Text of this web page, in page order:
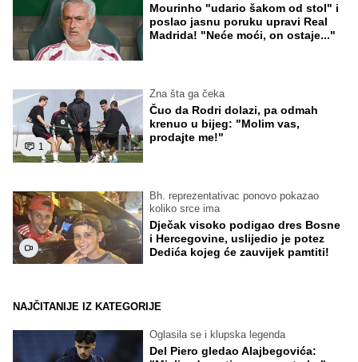
Mourinho "udario šakom od stol" i
poslao jasnu poruku upravi Real
Madrida! "Neće moći, on ostaje..."
1
Zna šta ga čeka
Čuo da Rodri dolazi, pa odmah
krenuo u bijeg: "Molim vas,
prodajte me!"
Bh. reprezentativac ponovo pokazao
koliko srce ima
Dječak visoko podigao dres Bosne
i Hercegovine, uslijedio je potez
Dedića kojeg će zauvijek pamtiti!
NAJČITANIJE IZ KATEGORIJE
Oglasila se i klupska legenda
Del Piero gledao Alajbegovića: